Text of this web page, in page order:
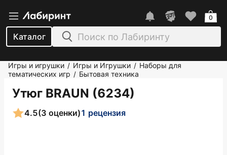
Каталог
0
Игры и игрушки / Игры и Игрушки / Наборы для
тематических игр / Бытовая техника
Утюг BRAUN (6234)
4.5(3 оценки)1 рецензия